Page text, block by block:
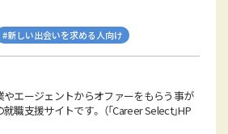
#新しい出会いを求める人向け
エージェントからオファーをもらう事が
職支援サイトです。 （「Career Select」HP